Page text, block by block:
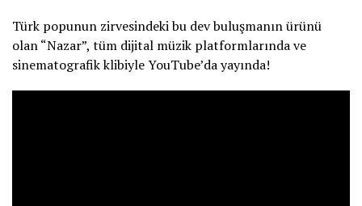
Türk popunun zirvesindeki bu dev buluşmanın ürünü
olan “Nazar”, tüm dijital müzik platformlarında ve
sinematografik klibiyle YouTube’da yayında!